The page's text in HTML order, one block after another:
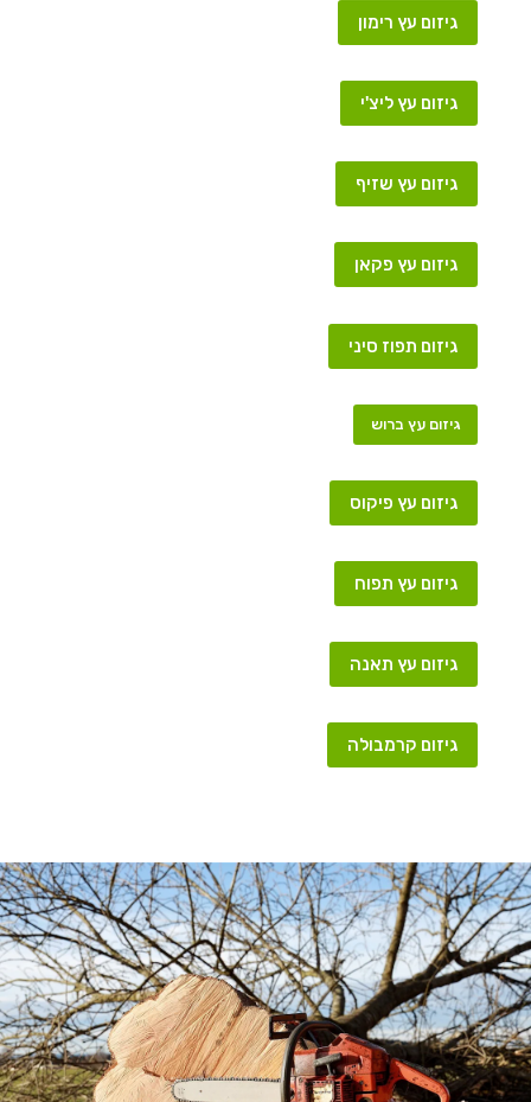
גיזום עץ רימון
גיזום עץ ליצ'י
גיזום עץ שזיף
גיזום עץ פקאן
גיזום תפוז סיני
גיזום עץ ברוש
גיזום עץ פיקוס
גיזום עץ תפוח
גיזום עץ תאנה
גיזום קרמבולה